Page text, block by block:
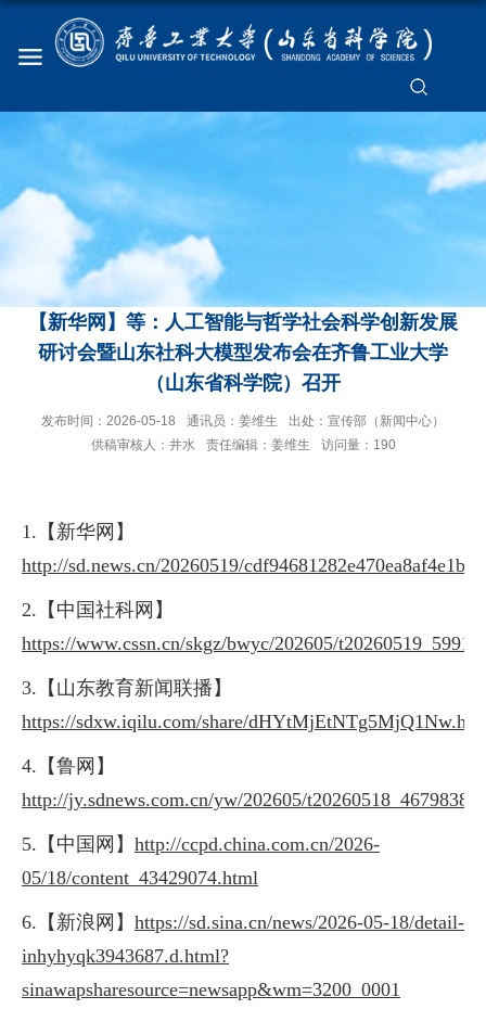
【新华网】等：人工智能与哲学社会科学创新发展
研讨会暨山东社科大模型发布会在齐鲁工业大学
（山东省科学院）召开
发布时间：2026-05-18 通讯员：姜维生
出处：宣传部（新闻中心）
供稿审核人：井水
责任编辑：姜维生 访问量： 190
1.【新华网】
http://sd.news.cn/20260519/
2.【中国社科网】
https://www.cssn.cn/skgz/bwyc/202605/
3.【山东教育新闻联播】
https://sdxw.iqilu.com/share/
4.【鲁网】
http://jy.sdnews.com.cn/yw/202605/
5.【中国网】 http://ccpd.china.com.cn/2026-
05/18/content_43429074.html
6.【新浪网】 https://sd.sina.cn/news/2026-05-18/detail-
inhyhyqk3943687.d.html?
sinawapsharesource=newsapp&wm=3200_0001